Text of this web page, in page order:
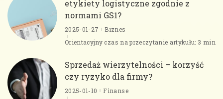
etykiety logistyczne zgodnie z
normami GS1?
2025-01-27
Biznes
Orientacyjny czas na przeczytanie artykułu: 3 min
Sprzedaż wierzytelności – korzyść
czy ryzyko dla firmy?
2025-01-10
Finanse